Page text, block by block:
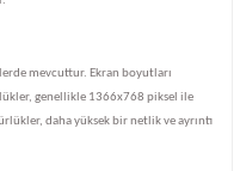
mevcuttur. Ekran boyutları
genellikle 1366x768 piksel ile
daha yüksek bir netlik ve ayrıntı